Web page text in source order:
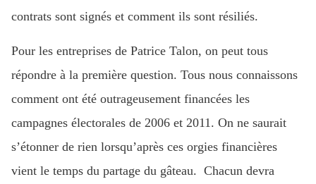
contrats sont signés et comment ils sont résiliés.
Pour les entreprises de Patrice Talon, on peut tous
répondre à la première question. Tous nous connaissons
comment ont été outrageusement financées les
campagnes électorales de 2006 et 2011. On ne saurait
s’étonner de rien lorsqu’après ces orgies financières
vient le temps du partage du gâteau. Chacun devra